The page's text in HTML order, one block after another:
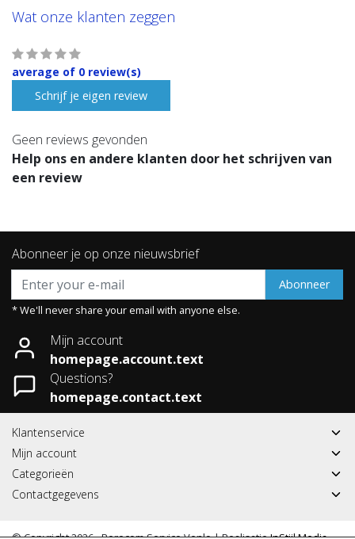
Wat onze klanten zeggen
average of 0 review(s)
Schrijf je eigen review
Geen reviews gevonden
Help ons en andere klanten door het schrijven van
een review
Abonneer je op onze nieuwsbrief
Abonneer
* We'll never share your email with anyone else.
Mijn account
homepage.account.text
Questions?
homepage.contact.text
Klantenservice
Mijn account
Categorieën
Contactgegevens